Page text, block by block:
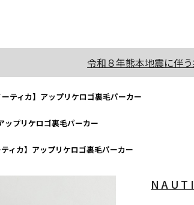
令和８年熊本地震に伴
ーティカ】アップリケロゴ裏毛パーカー
ップリケロゴ裏毛パーカー
ティカ】アップリケロゴ裏毛パーカー